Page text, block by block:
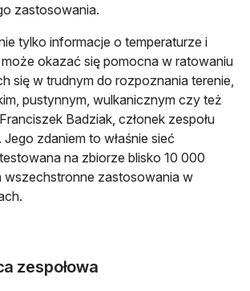
zastosowania.
tylko informacje o temperaturze i
okazać się pomocna w ratowaniu
się w trudnym do rozpoznania terenie,
pustynnym, wulkanicznym czy też
Badziak, członek zespołu
zdaniem to właśnie sieć
na zbiorze blisko 10 000
wszechstronne zastosowania w
zespołowa